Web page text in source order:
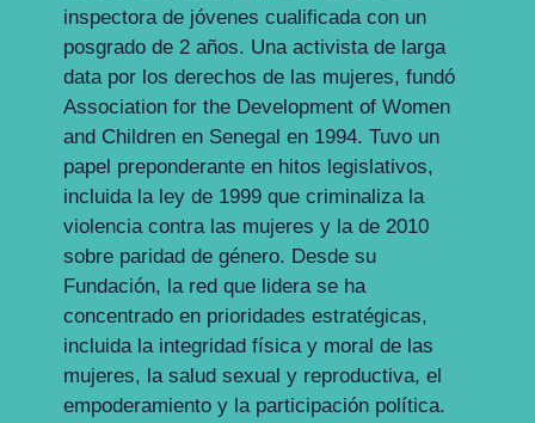
inspectora de jóvenes cualificada con un
posgrado de 2 años. Una activista de larga
data por los derechos de las mujeres, fundó
Association for the Development of Women
and Children en Senegal en 1994. Tuvo un
papel preponderante en hitos legislativos,
incluida la ley de 1999 que criminaliza la
violencia contra las mujeres y la de 2010
sobre paridad de género. Desde su
Fundación, la red que lidera se ha
concentrado en prioridades estratégicas,
incluida la integridad física y moral de las
mujeres, la salud sexual y reproductiva, el
empoderamiento y la participación política.